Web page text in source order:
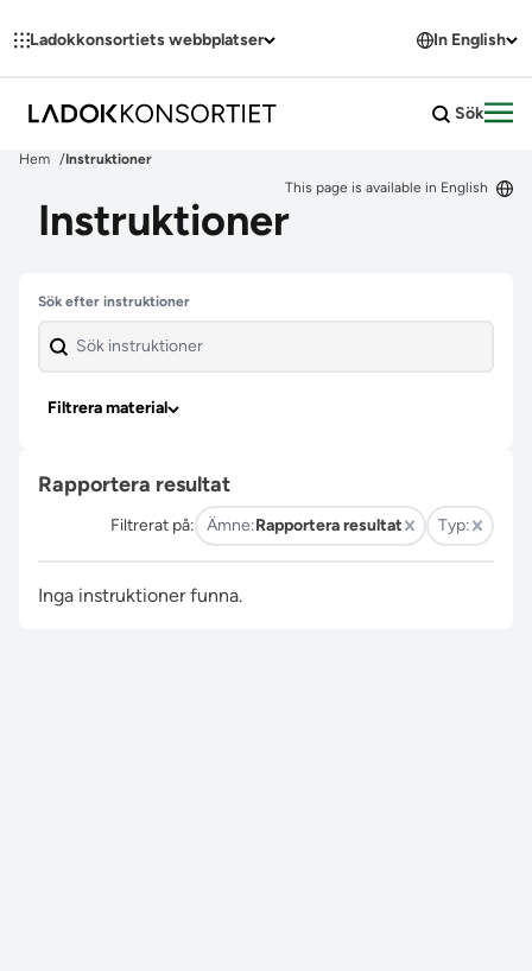
Ladokkonsortiets webbplatser In English
Sök
Hem
Instruktioner
This page is available in English
Instruktioner
Hoppa över filter
Sök efter instruktioner
Filtrera material
Rapportera resultat
Filtrerat på: Ämne:Rapportera resultat Typ:
Inga instruktioner funna.